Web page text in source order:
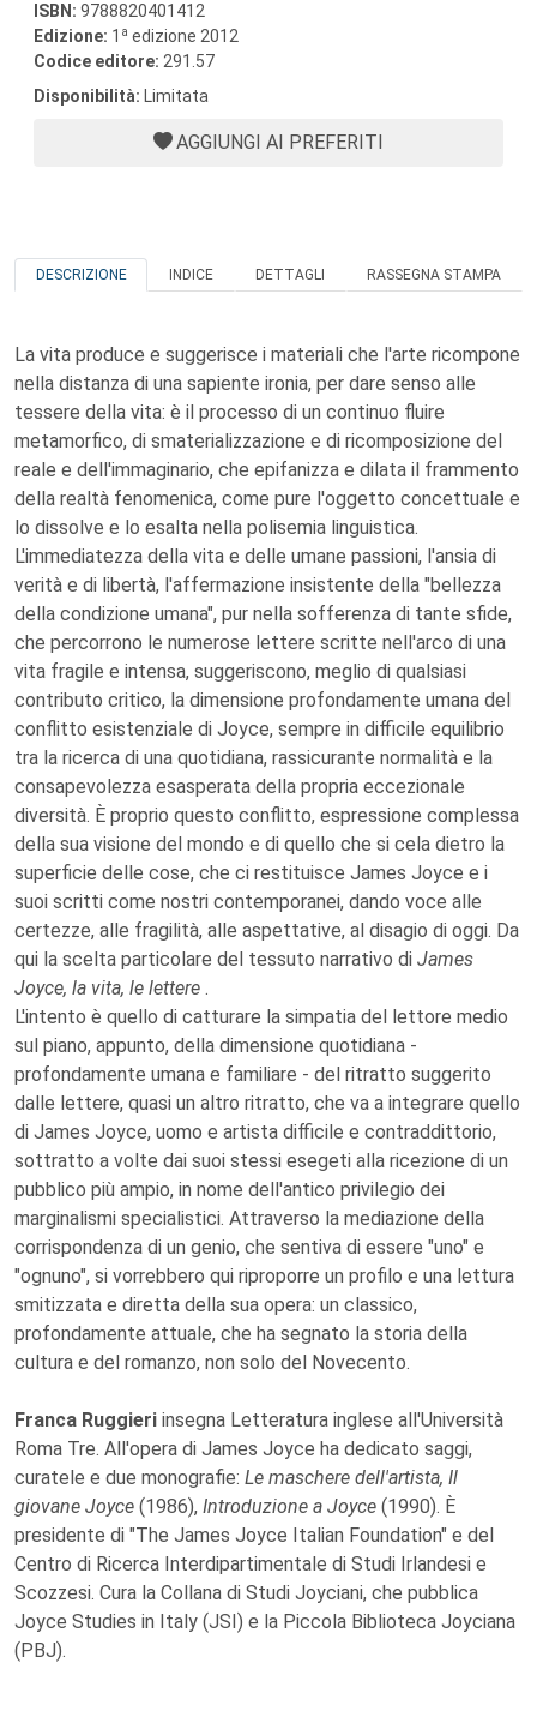
ISBN: 9788820401412
Edizione: 1 a edizione 2012
Codice editore: 291.57
Disponibilità: Limitata
AGGIUNGI AI PREFERITI
DESCRIZIONE INDICE DETTAGLI RASSEGNA STAMPA
La vita produce e suggerisce i materiali che l'arte ricompone
nella distanza di una sapiente ironia, per dare senso alle
tessere della vita: è il processo di un continuo fluire
metamorfico, di smaterializzazione e di ricomposizione del
reale e dell'immaginario, che epifanizza e dilata il frammento
della realtà fenomenica, come pure l'oggetto concettuale e
lo dissolve e lo esalta nella polisemia linguistica.
L'immediatezza della vita e delle umane passioni, l'ansia di
verità e di libertà, l'affermazione insistente della "bellezza
della condizione umana", pur nella sofferenza di tante sfide,
che percorrono le numerose lettere scritte nell'arco di una
vita fragile e intensa, suggeriscono, meglio di qualsiasi
contributo critico, la dimensione profondamente umana del
conflitto esistenziale di Joyce, sempre in difficile equilibrio
tra la ricerca di una quotidiana, rassicurante normalità e la
consapevolezza esasperata della propria eccezionale
diversità. È proprio questo conflitto, espressione complessa
della sua visione del mondo e di quello che si cela dietro la
superficie delle cose, che ci restituisce James Joyce e i
suoi scritti come nostri contemporanei, dando voce alle
certezze, alle fragilità, alle aspettative, al disagio di oggi. Da
qui la scelta particolare del tessuto narrativo di James
Joyce, la vita, le lettere .
L'intento è quello di catturare la simpatia del lettore medio
sul piano, appunto, della dimensione quotidiana -
profondamente umana e familiare - del ritratto suggerito
dalle lettere, quasi un altro ritratto, che va a integrare quello
di James Joyce, uomo e artista difficile e contraddittorio,
sottratto a volte dai suoi stessi esegeti alla ricezione di un
pubblico più ampio, in nome dell'antico privilegio dei
marginalismi specialistici. Attraverso la mediazione della
corrispondenza di un genio, che sentiva di essere "uno" e
"ognuno", si vorrebbero qui riproporre un profilo e una lettura
smitizzata e diretta della sua opera: un classico,
profondamente attuale, che ha segnato la storia della
cultura e del romanzo, non solo del Novecento.
Franca Ruggieri insegna Letteratura inglese all'Università
Roma Tre. All'opera di James Joyce ha dedicato saggi,
curatele e due monografie: Le maschere dell'artista, Il
giovane Joyce (1986), Introduzione a Joyce (1990). È
presidente di "The James Joyce Italian Foundation" e del
Centro di Ricerca Interdipartimentale di Studi Irlandesi e
Scozzesi. Cura la Collana di Studi Joyciani, che pubblica
Joyce Studies in Italy (JSI) e la Piccola Biblioteca Joyciana
(PBJ).